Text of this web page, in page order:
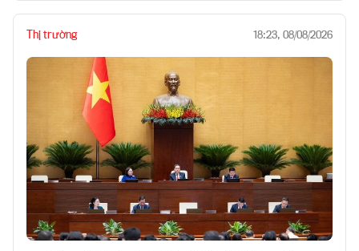
Thị trường 18:23, 08/08/2026